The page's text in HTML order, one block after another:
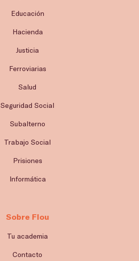
Educación
Hacienda
Justicia
Ferroviarias
Salud
Seguridad Social
Subalterno
Trabajo Social
Prisiones
Informática
Sobre Flou
Tu academia
Contacto